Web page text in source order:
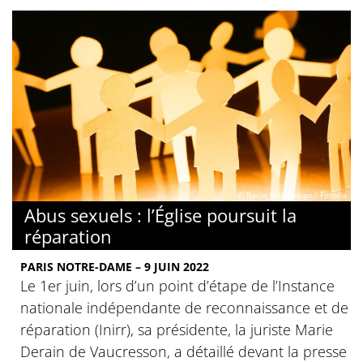
© Racle Fotodesign / Fotolia
Abus sexuels : l’Église poursuit la
réparation
PARIS NOTRE-DAME – 9 JUIN 2022
Le 1er juin, lors d’un point d’étape de l’Instance
nationale indépendante de reconnaissance et de
réparation (Inirr), sa présidente, la juriste Marie
Derain de Vaucresson, a détaillé devant la presse